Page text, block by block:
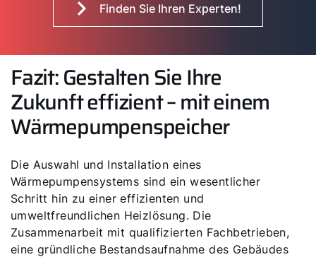
Finden Sie Ihren Experten!
Fazit: Gestalten Sie Ihre
Zukunft effizient – mit einem
Wärmepumpenspeicher
Die Auswahl und Installation eines
Wärmepumpensystems sind ein wesentlicher
Schritt hin zu einer effizienten und
umweltfreundlichen Heizlösung. Die
Zusammenarbeit mit qualifizierten Fachbetrieben,
eine gründliche Bestandsaufnahme des Gebäudes